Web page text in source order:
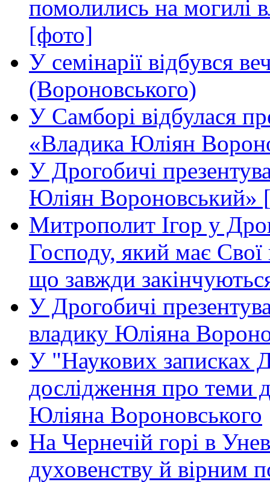
помолились на могилі
[фото]
У семінарії відбувся
(Вороновського)
У Самборі відбулася
«Владика Юліян
У Дрогобичі
Юліян Вороновський»
Митрополит Ігор у
Господу, який має Свої
що завжди
У Дрогобичі
владику Юліяна
У "Наукових записках
дослідження про теми
Юліяна Вороновського
На Чернечій горі в
духовенству й вірним